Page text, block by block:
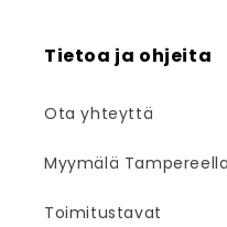
Tietoa ja ohjeita
Ota yhteyttä
Myymälä
Toimitustavat